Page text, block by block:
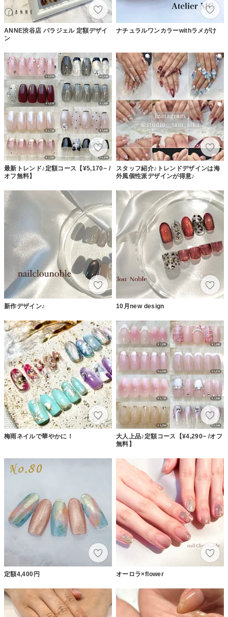
ANNE渋谷店 パラジェル 定額デザイ
ン
ナチュラルワンカラーwithラメがけ
最新トレンド♪定額コース【¥5,170~ /
オフ無料】
スタッフ紹介♪トレンドデザインは海
外風個性派デザインが得意♪
新作デザイン♪ 10月new design
梅雨ネイルで華やかに！
大人上品♪定額コース【¥4,290~ /オフ
無料】
定額4,400円 オーロラ×flower